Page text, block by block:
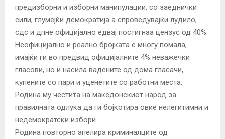
предизборни и изборни манипулации, со заеднички
сили, глумејќи демократија а спроведувајќи лудило,
сдс и дпне официјално едвај постигнаа цензус од 40%.
Неофицијално и реално бројката е многу помала,
имајќи ги во предвид официјалните 4% неважечки
гласови, но и насила вадените од дома гласачи,
купените со пари и уценетите со работни места.
Родина му честита на македонскиот народ за
правилната одлука да ги бојкотира овие нелегитимни и
недемократски избори.
Родина повторно апелира криминалците од